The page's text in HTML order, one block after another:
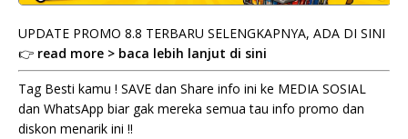
UPDATE PROMO 8.8 TERBARU SELENGKAPNYA, ADA DI SINI
👉 read more > baca lebih lanjut di sini
Tag Besti kamu ! SAVE dan Share info ini ke MEDIA SOSIAL
dan WhatsApp biar gak mereka semua tau info promo dan
diskon menarik ini !!